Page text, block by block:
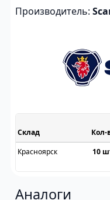
Производитель:
Склад
Красноярск
10
Аналоги